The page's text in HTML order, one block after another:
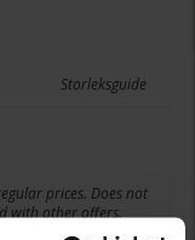
Storleksguide
prices. Does not
with other offers.